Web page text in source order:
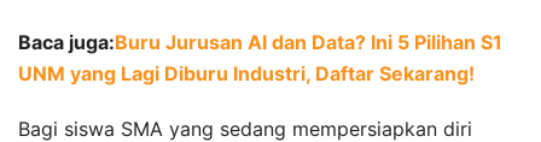
Baca juga:Buru Jurusan AI dan Data? Ini 5 Pilihan S1
UNM yang Lagi Diburu Industri, Daftar Sekarang!
Bagi siswa SMA yang sedang mempersiapkan diri